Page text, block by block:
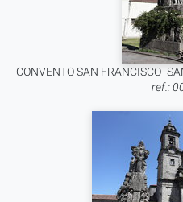
CONVENTO SAN FRANCISCO -
ref.: